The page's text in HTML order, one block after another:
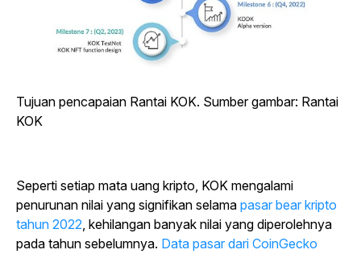
Tujuan pencapaian Rantai KOK. Sumber gambar: Rantai
KOK
Seperti setiap mata uang kripto, KOK mengalami
penurunan nilai yang signifikan selama pasar bear kripto
tahun 2022, kehilangan banyak nilai yang diperolehnya
pada tahun sebelumnya. Data pasar dari CoinGecko